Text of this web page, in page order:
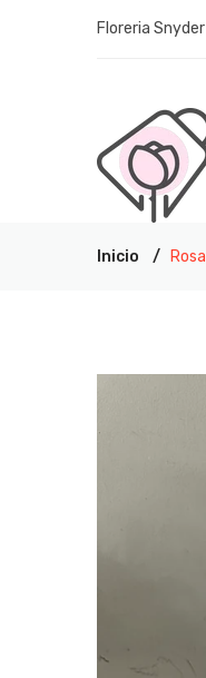
Floreria Snyder
Inicio